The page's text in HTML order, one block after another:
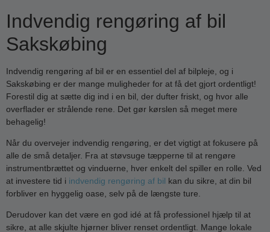
Indvendig rengøring af bil
Sakskøbing
Indvendig rengøring af bil er en essentiel del af bilpleje, og i
Sakskøbing er der mange muligheder for at få det gjort ordentligt!
Forestil dig at sætte dig ind i en bil, der dufter friskt, og hvor alle
overflader er strålende rene. Det gør kørslen så meget mere
behagelig!
Når du overvejer indvendig rengøring, er det vigtigt at fokusere på
alle de små detaljer. Fra at støvsuge tæpperne til at rengøre
instrumentbrættet og vinduerne, hver enkelt del spiller en rolle. Ved
at investere tid i indvendig rengøring af bil kan du sikre, at din bil
forbliver en hyggelig oase, selv på de længste ture.
Derudover kan det være en god idé at få professionel hjælp til at
sikre, at alle skjulte hjørner bliver renset ordentligt. Mange lokale